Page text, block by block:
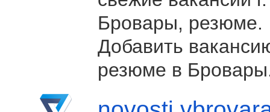
Бровары, резюме.
Добавить
резюме в